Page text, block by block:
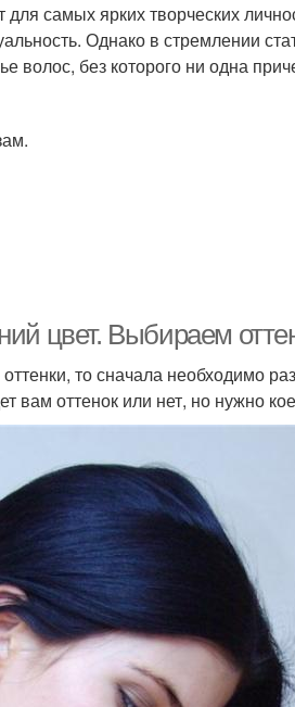
самых ярких творческих
Однако в стремлении
волос, без которого ни одна
цвет. Выбираем
то сначала необходимо
вам оттенок или нет, но нужно